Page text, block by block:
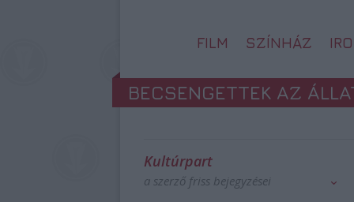
FILM SZÍNHÁZ
BECSENGETTEK AZ
Kultúrpart
a szerző friss bejegyzései